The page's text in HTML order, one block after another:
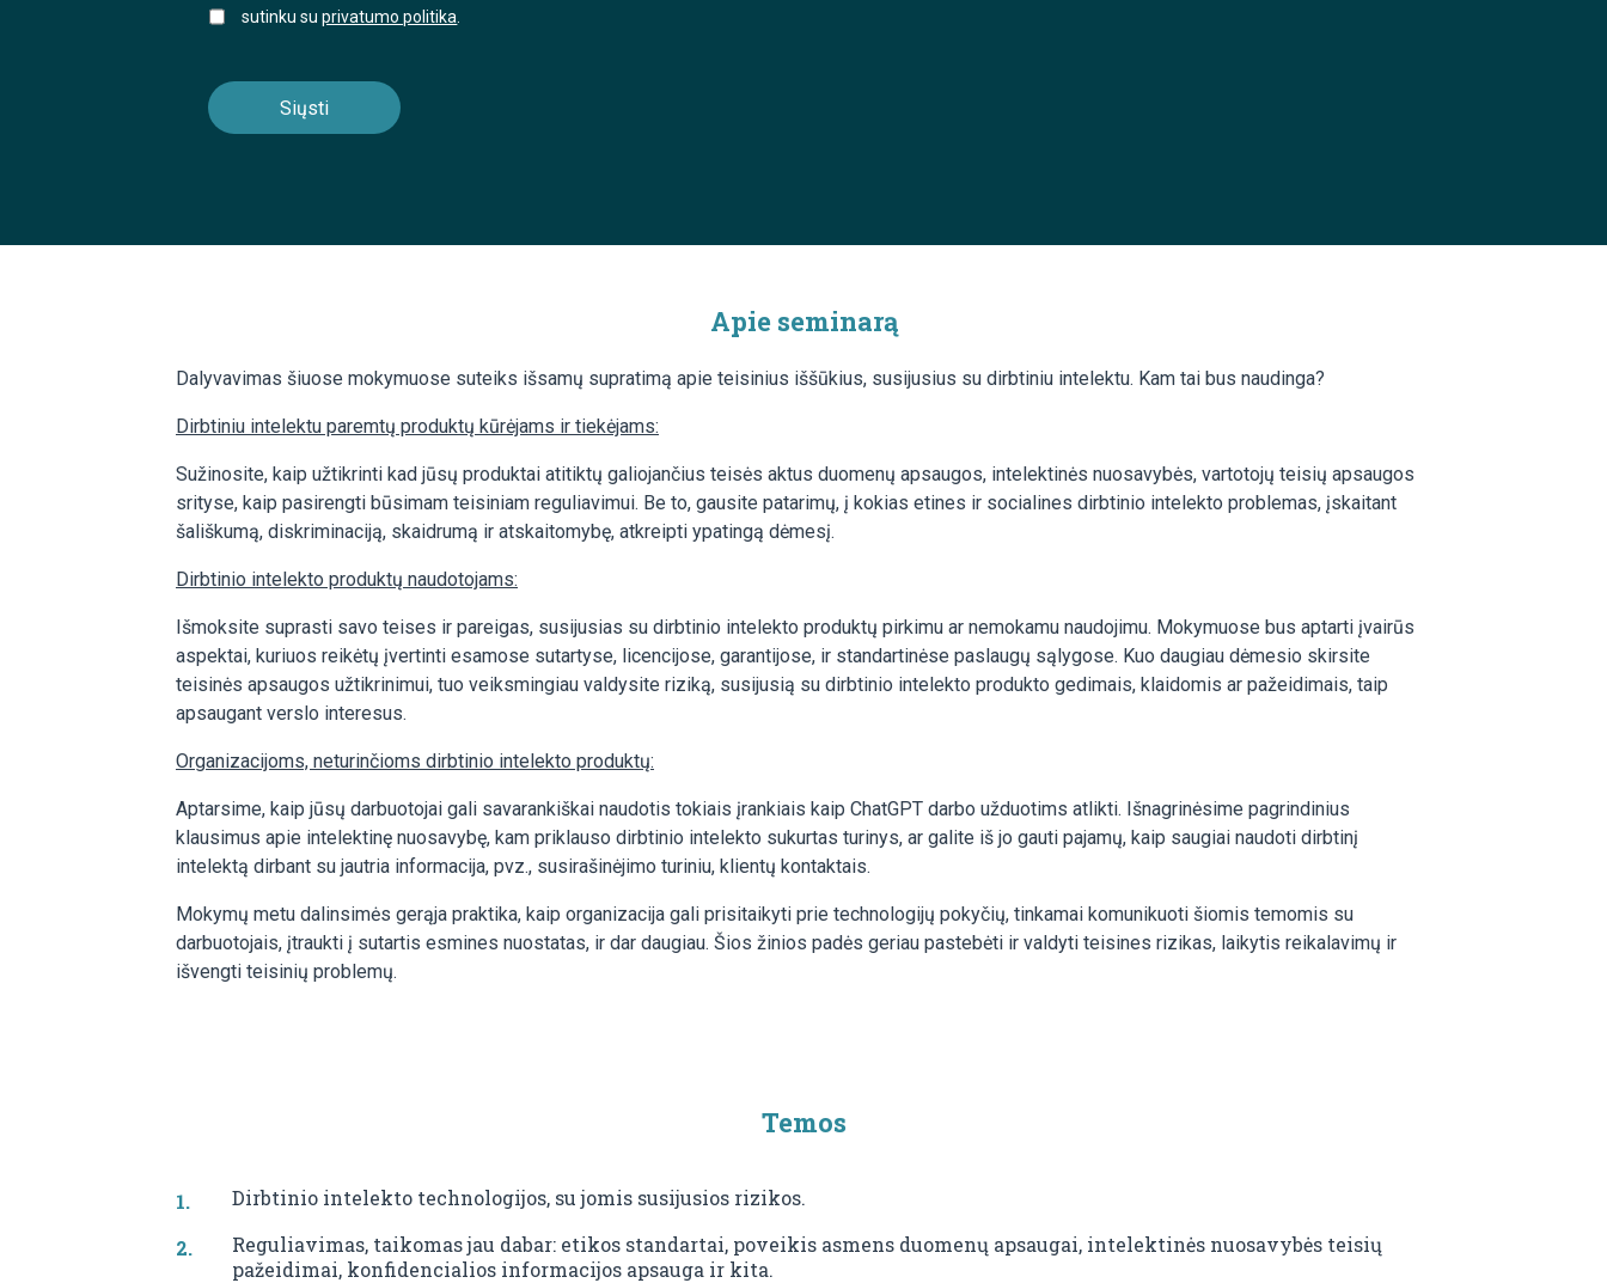
sutinku suprivatumo politika
Apie seminarą
Dalyvavimas šiuose mokymuose suteiks išsamų supratimą apie teisinius iššūkius, susijusius su dirbtiniu intelektu. Kam tai bus naudinga?
Dirbtiniu intelektu paremtų produktų kūrėjams ir tiekėjams:
Sužinosite, kaip užtikrinti kad jūsų produktai atitiktų galiojančius teisės aktus duomenų apsaugos, intelektinės nuosavybės, vartotojų teisių apsaugos
srityse, kaip pasirengti būsimam teisiniam reguliavimui. Be to, gausite patarimų, į kokias etines ir socialines dirbtinio intelekto problemas, įskaitant
šališkumą, diskriminaciją, skaidrumą ir atskaitomybę, atkreipti ypatingą dėmesį.
Dirbtinio intelekto produktų naudotojams:
Išmoksite suprasti savo teises ir pareigas, susijusias su dirbtinio intelekto produktų pirkimu ar nemokamu naudojimu. Mokymuose bus aptarti įvairūs
aspektai, kuriuos reikėtų įvertinti esamose sutartyse, licencijose, garantijose, ir standartinėse paslaugų sąlygose. Kuo daugiau dėmesio skirsite
teisinės apsaugos užtikrinimui, tuo veiksmingiau valdysite riziką, susijusią su dirbtinio intelekto produkto gedimais, klaidomis ar pažeidimais, taip
apsaugant verslo interesus.
Organizacijoms, neturinčioms dirbtinio intelekto produktų:
Aptarsime, kaip jūsų darbuotojai gali savarankiškai naudotis tokiais įrankiais kaip ChatGPT darbo užduotims atlikti. Išnagrinėsime pagrindinius
klausimus apie intelektinę nuosavybę, kam priklauso dirbtinio intelekto sukurtas turinys, ar galite iš jo gauti pajamų, kaip saugiai naudoti dirbtinį
intelektą dirbant su jautria informacija, pvz., susirašinėjimo turiniu, klientų kontaktais.
Mokymų metu dalinsimės gerąja praktika, kaip organizacija gali prisitaikyti prie technologijų pokyčių, tinkamai komunikuoti šiomis temomis su
darbuotojais, įtraukti į sutartis esmines nuostatas, ir dar daugiau. Šios žinios padės geriau pastebėti ir valdyti teisines rizikas, laikytis reikalavimų ir
išvengti teisinių problemų.
Temos
Dirbtinio intelekto technologijos, su jomis susijusios rizikos.
Reguliavimas, taikomas jau dabar: etikos standartai, poveikis asmens duomenų apsaugai, intelektinės nuosavybės teisių
pažeidimai, konfidencialios informacijos apsauga ir kita.